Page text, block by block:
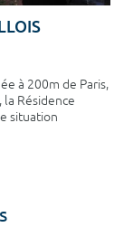
à 200m de Paris,
Résidence
situation